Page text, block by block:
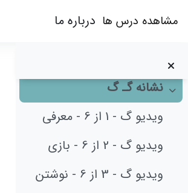
مشاهده درس ها درباره ما
ویدیو پ - 5 از 5 - کلمات
جمع‌کردن
نشانه گـ گ
ویدیو گ - 1 از 6 - معرفی
ویدیو گ - 2 از 6 - بازی
ویدیو گ - 3 از 6 - نوشتن